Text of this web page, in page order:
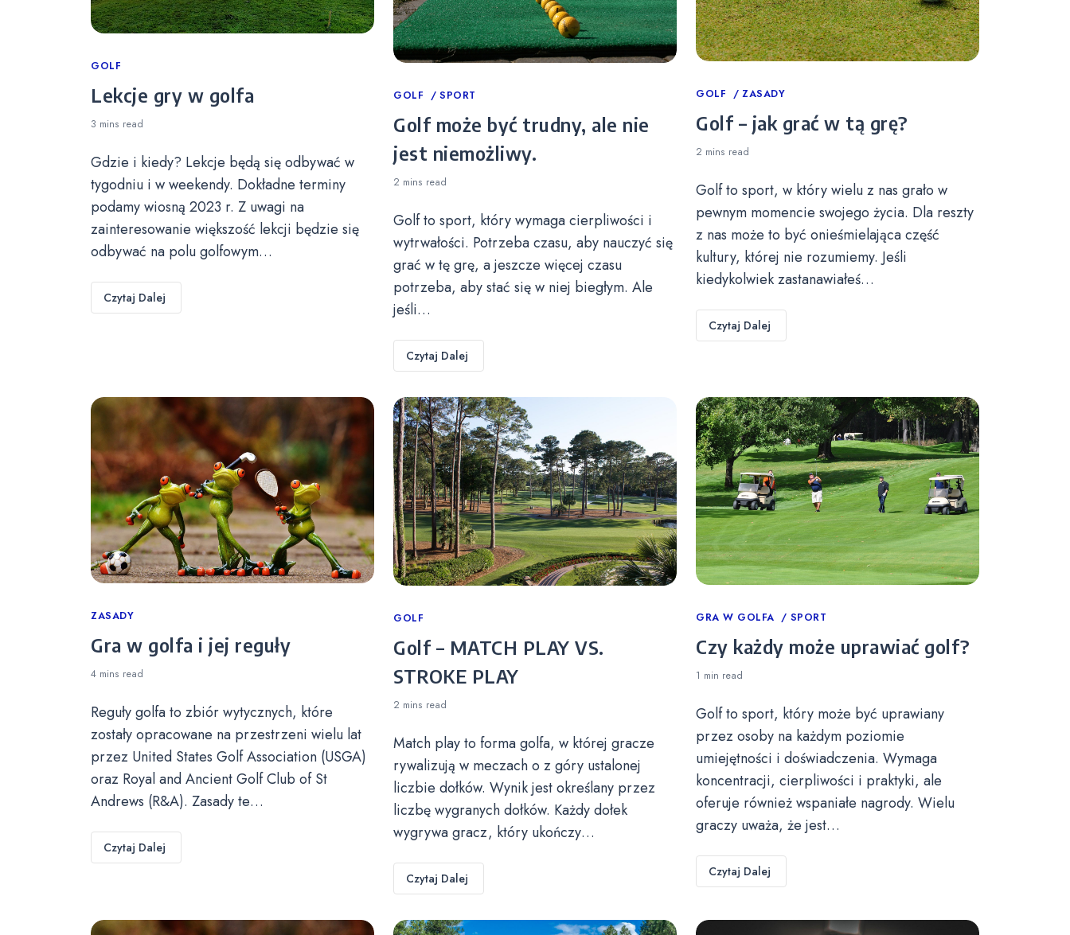
Categories
GOLF
Lekcje gry w golfa
3 mins read
Gdzie i kiedy? Lekcje będą się odbywać w
tygodniu i w weekendy. Dokładne terminy
podamy wiosną 2023 r. Z uwagi na
zainteresowanie większość lekcji będzie się
odbywać na polu golfowym…
Czytaj Dalej
Categories
GOLF SPORT
Golf może być trudny, ale nie
jest niemożliwy.
2 mins read
Golf to sport, który wymaga cierpliwości i
wytrwałości. Potrzeba czasu, aby nauczyć się
grać w tę grę, a jeszcze więcej czasu
potrzeba, aby stać się w niej biegłym. Ale
jeśli…
Czytaj Dalej
Categories
GOLF ZASADY
Golf – jak grać w tą grę?
2 mins read
Golf to sport, w który wielu z nas grało w
pewnym momencie swojego życia. Dla reszty
z nas może to być onieśmielająca część
kultury, której nie rozumiemy. Jeśli
kiedykolwiek zastanawiałeś…
Czytaj Dalej
Categories
ZASADY
Gra w golfa i jej reguły
4 mins read
Reguły golfa to zbiór wytycznych, które
zostały opracowane na przestrzeni wielu lat
przez United States Golf Association (USGA)
oraz Royal and Ancient Golf Club of St
Andrews (R&A). Zasady te…
Czytaj Dalej
Categories
GOLF
Golf – MATCH PLAY VS.
STROKE PLAY
2 mins read
Match play to forma golfa, w której gracze
rywalizują w meczach o z góry ustalonej
liczbie dołków. Wynik jest określany przez
liczbę wygranych dołków. Każdy dołek
wygrywa gracz, który ukończy…
Czytaj Dalej
Categories
GRA W GOLFA SPORT
Czy każdy może uprawiać golf?
1 min read
Golf to sport, który może być uprawiany
przez osoby na każdym poziomie
umiejętności i doświadczenia. Wymaga
koncentracji, cierpliwości i praktyki, ale
oferuje również wspaniałe nagrody. Wielu
graczy uważa, że jest…
Czytaj Dalej